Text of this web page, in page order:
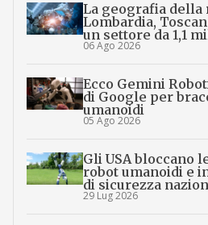
La geografia della
Lombardia,
un settore da 1,1
06 Ago 2026
Ecco Gemini
di Google per
umanoidi
05 Ago 2026
Gli USA bloccano
robot umanoidi e
di sicurezza
29 Lug 2026